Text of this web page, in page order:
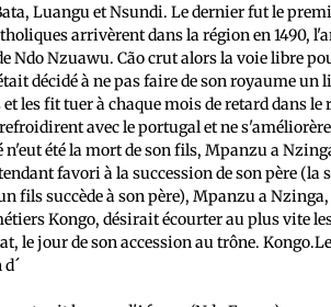
Luangu et Nsundi. Le dernier fut le
arrivèrent dans la région en 1490,
Nzuawu. Cão crut alors la voie libre
décidé à ne pas faire de son royaume un
les fit tuer à chaque mois de retard dans le
avec le portugal et ne
été la mort de son fils, Mpanzu a
favori à la succession de son père (la
fils succède à son père), Mpanzu a
Kongo, désirait écourter au plus vite
le jour de son accession au trône.